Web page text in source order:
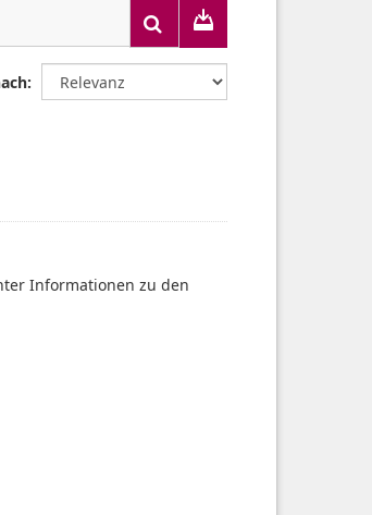
Informationen zu den